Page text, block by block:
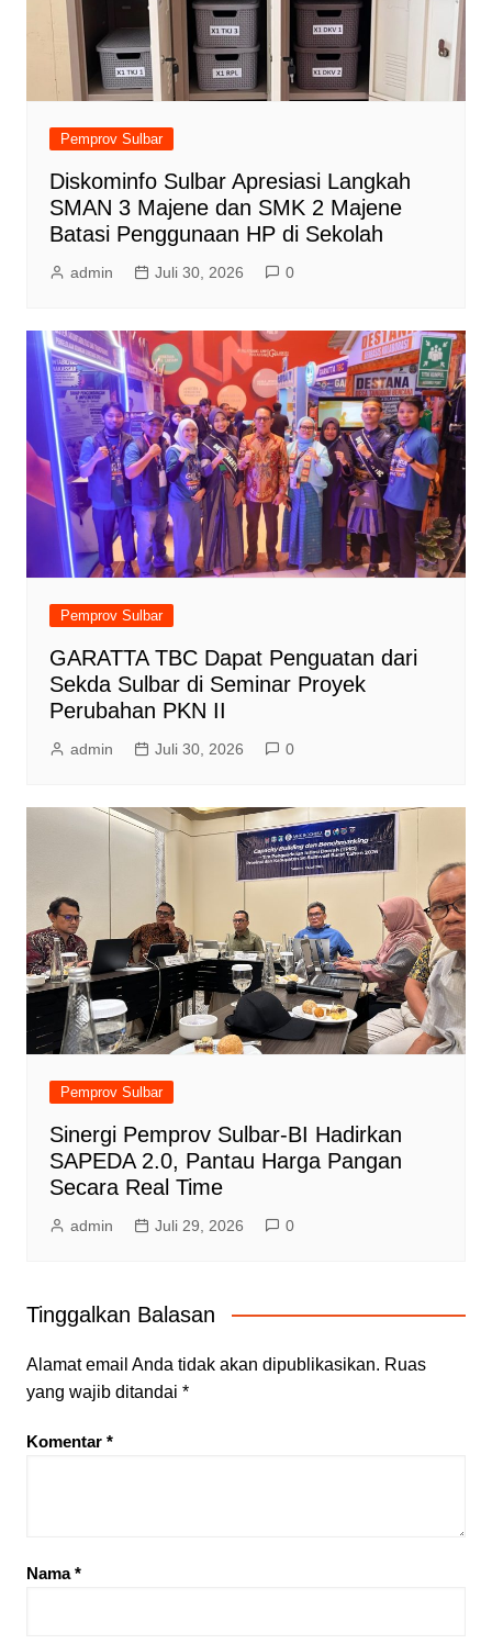
Pemprov Sulbar
Diskominfo Sulbar Apresiasi Langkah
SMAN 3 Majene dan SMK 2 Majene
Batasi Penggunaan HP di Sekolah
admin Juli 30, 2026 0
Pemprov Sulbar
GARATTA TBC Dapat Penguatan dari
Sekda Sulbar di Seminar Proyek
Perubahan PKN II
admin Juli 30, 2026 0
Pemprov Sulbar
Sinergi Pemprov Sulbar-BI Hadirkan
SAPEDA 2.0, Pantau Harga Pangan
Secara Real Time
admin Juli 29, 2026 0
Tinggalkan Balasan
Alamat email Anda tidak akan dipublikasikan. Ruas
yang wajib ditandai *
Komentar *
Nama*